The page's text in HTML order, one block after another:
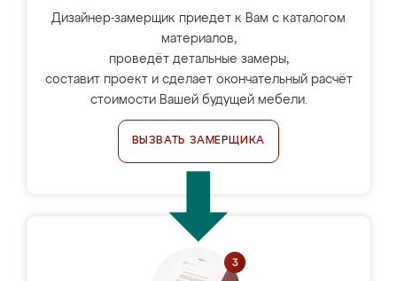
Дизайнер-замерщик приедет к Вам с каталогом
материалов,
проведёт детальные замеры,
составит проект и сделает окончательный расчёт
стоимости Вашей будущей мебели.
ВЫЗВАТЬ ЗАМЕРЩИКА